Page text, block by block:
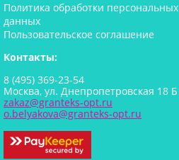
Политика обработки персональных
данных
Пользовательское соглашение
Контакты:
8 (495) 369-23-54
Москва, ул. Днепропетровская 18 Б
zakaz@granteks-opt.ru
o.belyakova@granteks-opt.ru